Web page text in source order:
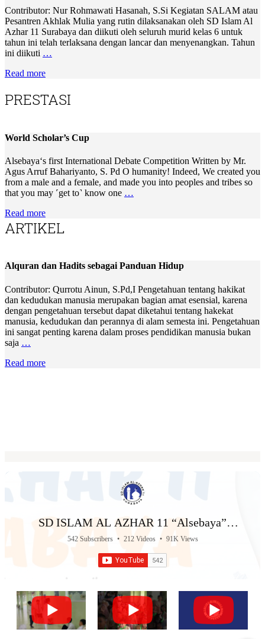
Contributor: Nur Rohmawati Hasanah, S.Si Kegiatan SALAM atau
Pesantren Akhlak Mulia yang rutin dilaksanakan oleh SD Islam Al
Azhar 11 Surabaya dan diikuti oleh seluruh murid kelas 6 untuk
tahun ini telah terlaksana dengan lancar dan menyenangkan. Tahun
ini diikuti …
Read more
PRESTASI
World Scholar’s Cup
Alsebaya‘s first International Debate Competition Written by Mr.
Agus Arruf Bahariyanto, S. Pd O humanity! Indeed, We created you
from a male and a female, and made you into peoples and tribes so
that you may ˹get to˺ know one …
Read more
ARTIKEL
Alquran dan Hadits sebagai Panduan Hidup
Contributor: Qurrotu Ainun, S.Pd,I Pengetahuan tentang hakikat
dan kedudukan manusia merupakan bagian amat esensial, karena
dengan pengetahuan tersebut dapat diketahui tentang hakekat
manusia, kedudukan dan perannya di alam semesta ini. Pengetahuan
ini sangat penting karena dalam proses pendidikan manusia bukan
saja …
Read more
SD ISLAM AL AZHAR 11 “Alsebaya”
Surabaya
542 Subscribers • 212 Videos • 91K Views